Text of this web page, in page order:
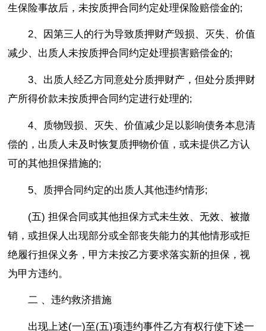
生保险事故后，未按质押合同约定处理保险赔偿金的;
2、因第三人的行为导致质押财产毁损、灭失、价值
减少、出质人未按质押合同约定处理损害赔偿金的;
3、出质人经乙方同意处分质押财产，但处分质押财
产所得价款未按质押合同约定进行处理的;
4、质物毁损、灭失、价值减少足以影响债务本息清
偿的，出质人未及时恢复质押物价值，或未提供乙方认
可的其他担保措施的;
5、质押合同约定的出质人其他违约情形;
(五) 担保合同或其他担保方式未生效、无效、被撤
销，或担保人出现部分或全部丧失能力的其他情形或拒
绝履行担保义务，甲方未按乙方要求落实新的担保，视
为甲方违约。
二 、违约救济措施
出现上述(一)至(五)项违约事件乙方有权行使下述一